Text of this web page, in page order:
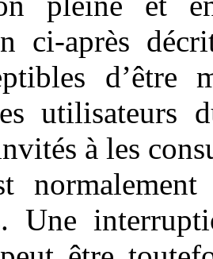
ci-après
d’être
utilisateurs
à les
Une